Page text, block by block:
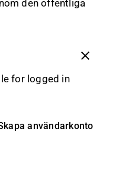
den offentliga
for logged in
användarkonto